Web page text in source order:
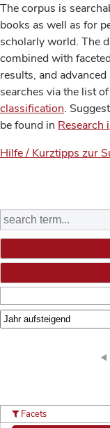
The corpus is
books as well as for
scholarly world. The
combined with
results, and
searches via the list of
classification.
be found in Research
Hilfe / Kurztipps zur
Facets